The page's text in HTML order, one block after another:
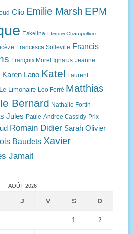
Clio Emilie Marsh EPM
Eskelina Etienne Champollion
Francesca Solleville Francis
François Morel Ignatus Jeanne
Karen Lano Katel Laurent
Le Limonaire Léo Ferré Matthias
Bernard Nathalie Fortin
Jules Paule-Andrée Cassidy Prix
Romain Didier Sarah Olivier
Baudets Xavier
Jamait
AOÛT 2026
J V S D
1 2